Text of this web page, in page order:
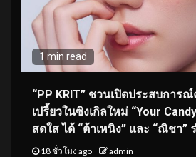
1 min read
“PP KRIT” ชวนเปิดประสบการ
เปรี้ยวในซิงเกิลใหม่ “Your
สดใส ได้ “ต้าเหนิง” และ “ณิชา”
18 ชั่วโมง ago admin